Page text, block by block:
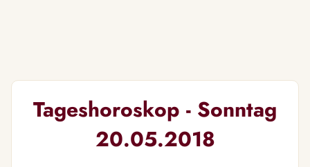
Tageshoroskop - Sonntag
20.05.2018